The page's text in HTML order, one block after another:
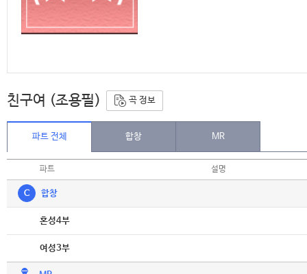
친구여 (조용필) 곡 정보
파트 전체 합창 MR
파트 설명
C 합창
혼성4부
여성3부